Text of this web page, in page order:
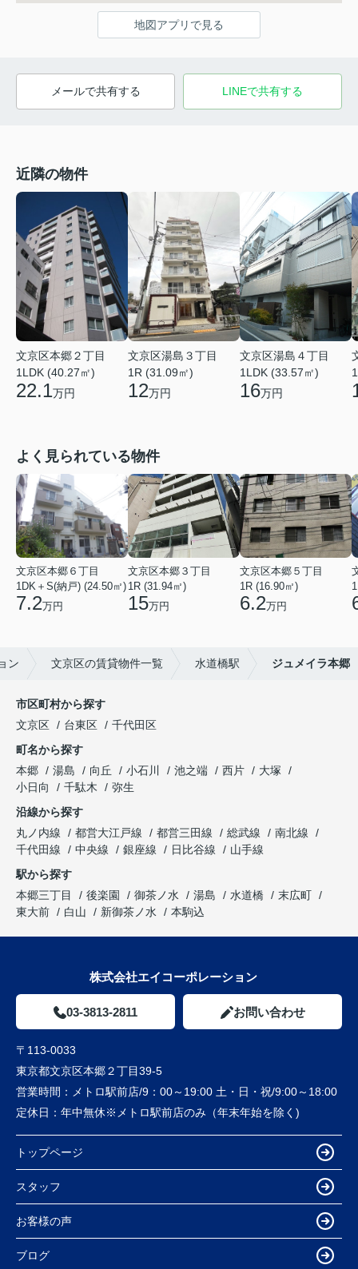
地図アプリで見る
メールで共有する LINEで共有する
近隣の物件
文京区本郷２丁目
1LDK (40.27㎡)
22.1万円
文京区湯島３丁目
1R (31.09㎡)
12万円
文京区湯島４丁目
1LDK (33.57㎡)
16万円
よく見られている物件
文京区本郷６丁目
1DK＋S(納戸) (24.50㎡)
7.2万円
文京区本郷３丁目
1R (31.94㎡)
15万円
文京区本郷５丁目
1R (16.90㎡)
6.2万円
ン 文京区の賃貸物件一覧 水道橋駅 ジュメイラ本郷
市区町村から探す
文京区
台東区
千代田区
町名から探す
本郷
湯島 向丘 小石川 池之端 西片
大塚
小日向
千駄木
弥生
沿線から探す
丸ノ内線
都営大江戸線 都営三田線 総武線
南北線
千代田線
中央線 銀座線 日比谷線
山手線
駅から探す
本郷三丁目
後楽園 御茶ノ水 湯島 水道橋
末広町
東大前
白山 新御茶ノ水 本駒込
株式会社エイコーポレーション
03-3813-2811 お問い合わせ
〒113-0033
東京都文京区本郷２丁目39-5
営業時間：
メトロ駅前店/9：00～19:00 土・日・祝/9:00～18:00
定休日： 年中無休※メトロ駅前店のみ（年末年始を除く)
トップページ
スタッフ
お客様の声
ブログ